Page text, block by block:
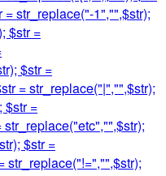
str_replace("-1","",$str);
$str =
$str =
= str_replace("|","",$str);
$str =
$str =
str_replace("!=","",$str);